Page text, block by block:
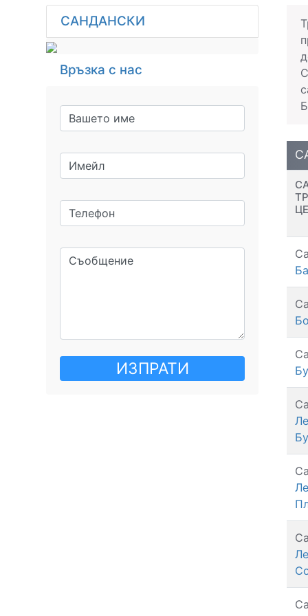
САНДАНСКИ
Връзка с нас
ИЗПРАТИ